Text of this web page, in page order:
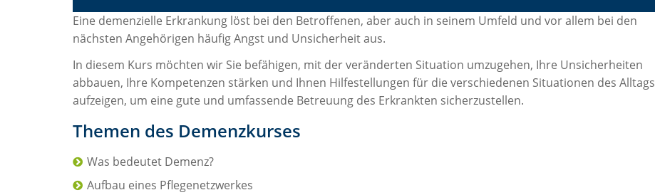
Eine demenzielle Erkrankung löst bei den Betroffenen, aber auch in seinem Umfeld und vor allem bei den
nächsten Angehörigen häufig Angst und Unsicherheit aus.
In diesem Kurs möchten wir Sie befähigen, mit der veränderten Situation umzugehen, Ihre Unsicherheiten
abbauen, Ihre Kompetenzen stärken und Ihnen Hilfestellungen für die verschiedenen Situationen des Alltags
aufzeigen, um eine gute und umfassende Betreuung des Erkrankten sicherzustellen.
Themen des Demenzkurses
Was bedeutet Demenz?
Aufbau eines Pflegenetzwerkes